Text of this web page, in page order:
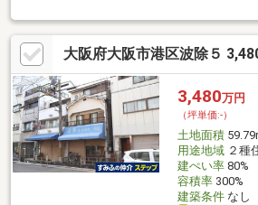
中央線・JR大阪環状線「弁天町」駅が利
面へのアクセス良好 ・スーパー・コンビ
圏内◆住宅用地など幅広くご検討いただけ
らではの利便性と暮らしやすさが魅力※本物
ーキング跡地です。従前は地番2-6と一体で
て運営されていたため、現況の土地形状は
おります。
大阪府大阪市港区波除５
3,480万円
（坪単価:-）
土地面積
用途地域２種
建ぺい率80%
容積率300%
建築条件なし